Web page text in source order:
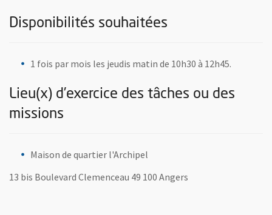
Disponibilités souhaitées
1 fois par mois les jeudis matin de 10h30 à 12h45.
Lieu(x) d’exercice des tâches ou des
missions
Maison de quartier l'Archipel
13 bis Boulevard Clemenceau 49 100 Angers